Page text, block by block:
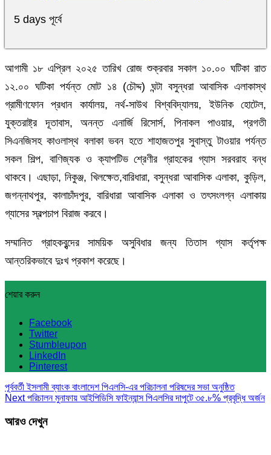
5 days পূর্বে
আগামী ১৮ এপ্রিল ২০২৫ তারিখ রোজ শুক্রবার সকাল ১০.০০ ঘটিকা রাত
১২.০০ ঘটিকা পর্যন্ত মোট ১৪ (চৌদ্দ) ঘন্টা বসুন্ধরা আবা‌সিক এলাকাস্থ
গ্রামীণফোন প্রধান কার্যালয়, নর্থ-সাউথ বিশ্ববিদ্যালয়, ইউনিক হোটেল,
যুক্তরাষ্ট্র দূতাবাস, অনন্ত এনার্জি রিসোর্স, পিনাকল পাওয়ার, প্রগতী
সিএনজিসহ কাওলাস্থ বলাকা ভবন হতে শাহাজতপুর সুবাস্তু টাওয়ার পর্যন্ত
সকল শিল্প, বাণিজ্যক ও ক্যাপটিভ শ্রেণীর গ্রাহকের গ্যাস সরবরাহ বন্ধ
থাকবে। এছাড়া, নিকুঞ্জ, খিলক্ষেত,বা‌রিধারা, বসুন্ধরা আবাসিক এলাকা, কুড়িল,
জগন্নাথপুর, কালাচাঁদপুর, বারিধারা আবাসিক এলাকা ও তৎসংলগ্ন এলাকায়
গ্যাসের স্বল্পচাপ বিরাজ করবে।
সম্মানিত গ্রাহকবৃন্দের সাময়িক অসুবিধার জন্য তিতাস গ্যাস কর্তৃপক্ষ
আন্তরিকভাবে দুঃখ প্রকাশ করেছে।
শেয়ার করুন
Facebook
Twitter
Stumbleupon
LinkedIn
Pinterest
পূর্ববর্তীইসলামী ব্যাংক বাংলাদেশ পিএলসি-এর পরিচালনা পরিষদের সভা অনুষ্ঠিত
Nextপরিচালন মুনাফায় আইপিডিসি ফাইন্যান্স পিএলসির দাপুটে ৩৫.৮% প্রবৃদ্ধি অর্জন
আরও দেখুন